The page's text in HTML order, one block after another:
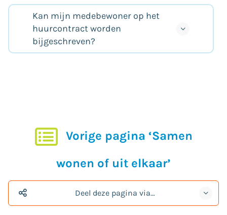
Kan mijn medebewoner op het
huurcontract worden
bijgeschreven?
Vorige pagina ‘Samen
wonen of uit elkaar’
Deel deze pagina via…